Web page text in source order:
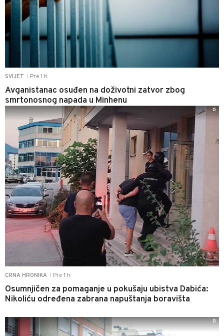
SVIJET Pre 1 h
Avganistanac osuđen na doživotni zatvor zbog
smrtonosnog napada u Minhenu
CRNA HRONIKA Pre 1 h
Osumnjičen za pomaganje u pokušaju ubistva Dabića:
Nikoliću određena zabrana napuštanja boravišta
0
0